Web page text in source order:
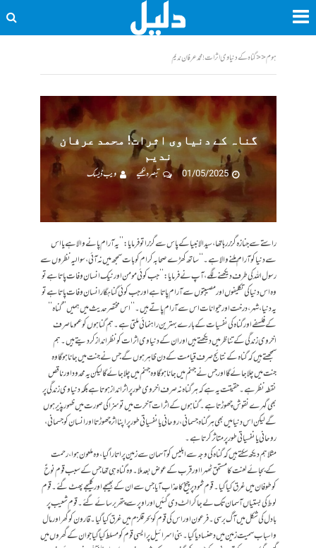
ہوم<<گناہ کے دنیاوی اثرات! محمد عرفان ندیم
گناہ کے دنیاوی اثرات! محمد عرفان
ندیم
01/05/2025
تبصرہ لکھیے ویب ڈیسک
راستے سے جنازہ گزر رہا تھا ،سید الانبیاکے پاس سے گزرا تو فرمایا :’’یہ آرام پانے والا ہے یا اس
سے دنیا کو آرام ملنے والا ہے۔‘‘ساتھ کھڑے صحابہ کرام کو بات سمجھ میں نہ آئی ،سوالیہ نظروں سے
رسول ا للہ کی طرف دیکھنے لگے، آپ نے فرمایا:’’جب کوئی مومن اور نیک انسان وفات پاتا ہے تو
وہ اس دنیا کی تکلیفوں اور مصیبتوں سے آرام پاتا ہے اور جب کوئی گناہگار انسان وفات پاتا ہے تو
یہ دنیا، شہر ، درخت اور حیوانات اس سے آرام پاتے ہیں ۔ ‘‘اس مختصر حدیث میں ہمیں’’ گناہ‘‘
کے فلسفے اور گناہ کی نفسیات کے بارے بہترین راہنمائی ملتی ہے۔ہم گناہوں کوعموما صرف
اخروی زندگی کے تناظر میں دیکھتے ہیں اور ان کے دنیاوی اثرات کو نظر انداز کر دیتے ہیں ۔ ہم
سمجھتے ہیں کہ گناہ کے نتائج صرف قیامت کے دن ظاہر ہوں گے جس نے جنت میں جانا ہو گا وہ
جنت میں چلا جائے گا اور جس نے جہنم میں جانا ہو گا وہ جہنم میں چلا جائے گالیکن یہ محدود اور ناقص
نقطہ نظر ہے۔ حقیقت یہ ہے کہ ہر گناہ نہ صرف اخروی طورپر اثرانداز ہوتا ہے بلکہ دنیاوی زندگی پر
بھی گہرے نقوش چھوڑتا ہے۔گناہوں کے اثرات آخرت میں توسزا کی صورت میں ظہور پذیر ہوں
گے لیکن اس دنیا میں بھی ہر گناہ جسمانی، روحانی یا نفسیاتی طور پر اپنا اثر چھوڑتا اور انسان کو جسمانی ،
روحانی یا نفسیاتی طور پر متاثر کرتا ہے۔
مثلا ہم دیکھ سکتے ہیں کہ گناہ کی وجہ سے ابلیس کو آسمان سے زمین پر اتاراگیا، وہ ملعون ہوا، رحمت
کے بجائے لعنت کا مستحق ٹھہرااور قرب کے عوض بعد ملا۔وہ گناہ ہی تھا جس کے سبب قوم نوحؑ
کو طوفان میں غرق کیاگیا۔قوم ثمود پر چیخ کا عذاب آیا جس سے ان کے بھیجے اور کلیجے پھٹ گئے۔قوم
لوط کی بستیاں آسمان تک لے جا کر الٹ دی گئیں اور اوپر سے پتھر برسائے گئے۔ قوم شعیب پر
بادل کی شکل میں آگ برسی۔ فرعون اور اس کی قوم کوبحر قلزم میں غرق کیا گیا۔ قارون کو گھر اور مال
و اسباب سمیت زمین میں دھنسادیا گیا۔ بنی اسرائیل پر ایسی قوم کو مسلط کیاگیا جو ان کے گھروں میں